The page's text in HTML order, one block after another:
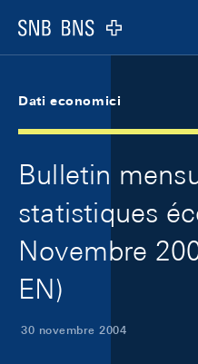
Logo
Dati economici
Bulletin
statistiques
Novembre
EN)
30 novembre 2004